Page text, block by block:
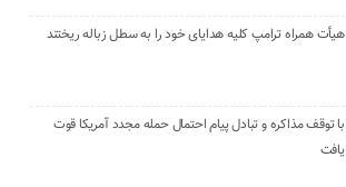
هیأت همراه ترامپ کلیه هدایای خود را به سطل زباله ریختند
با توقف مذاکره و تبادل پیام احتمال حمله مجدد آمریکا قوت
یافت